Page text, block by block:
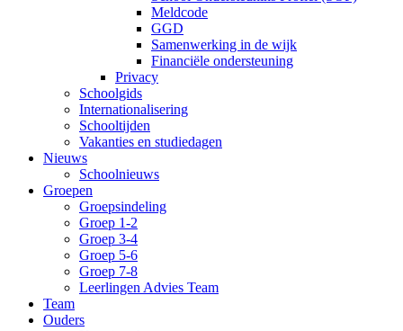
Meldcode
GGD
Samenwerking in de wijk
Financiële ondersteuning
Privacy
Schoolgids
Internationalisering
Schooltijden
Vakanties en studiedagen
Nieuws
Schoolnieuws
Groepen
Groepsindeling
Groep 1-2
Groep 3-4
Groep 5-6
Groep 7-8
Leerlingen Advies Team
Team
Ouders